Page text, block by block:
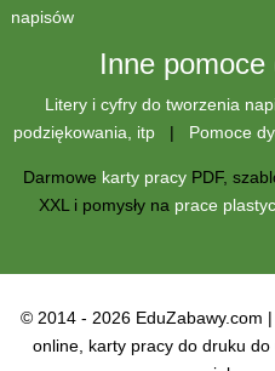
napisów
Inne
Litery i cyfry do tworzenia
podziękowania, itp| Pomoce
Darmowe karty pracy PDF,
XXL i pomysły na prace
© 2014 - 2026 EduZabawy.com
online, karty pracy do druku